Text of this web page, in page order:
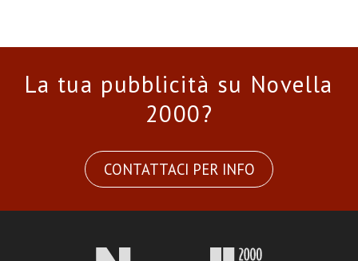
La tua pubblicità su Novella
2000?
CONTATTACI PER INFO